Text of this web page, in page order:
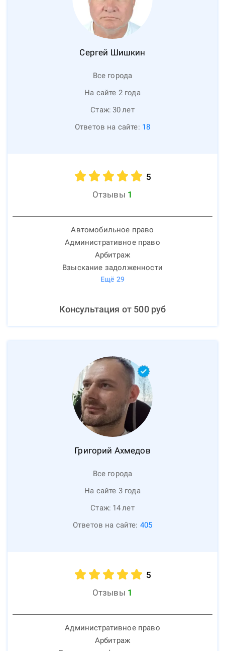
Сергей Шишкин
Все города
На сайте 2 года
Стаж: 30лет
Ответов на сайте: 18
5
Отзывы 1
Автомобильное право
Административное право
Арбитраж
Взыскание задолженности
Ещё 29
Консультация от 500руб
Григорий Ахмедов
Все города
На сайте 3 года
Стаж: 14лет
Ответов на сайте: 405
5
Отзывы 1
Административное право
Арбитраж